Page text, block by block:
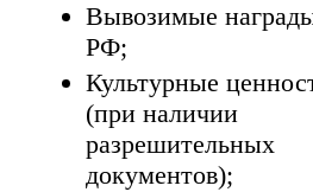
Вывозимые
РФ;
Культурные
(при наличии
разрешительных
документов);